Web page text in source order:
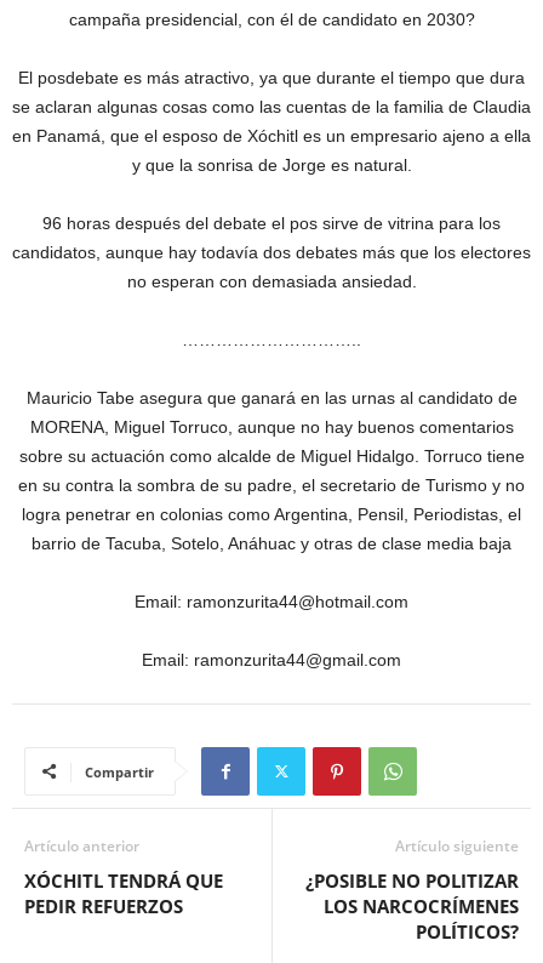
campaña presidencial, con él de candidato en 2030?
El posdebate es más atractivo, ya que durante el tiempo que dura
se aclaran algunas cosas como las cuentas de la familia de Claudia
en Panamá, que el esposo de Xóchitl es un empresario ajeno a ella
y que la sonrisa de Jorge es natural.
96 horas después del debate el pos sirve de vitrina para los
candidatos, aunque hay todavía dos debates más que los electores
no esperan con demasiada ansiedad.
Mauricio Tabe asegura que ganará en las urnas al candidato de
MORENA, Miguel Torruco, aunque no hay buenos comentarios
sobre su actuación como alcalde de Miguel Hidalgo. Torruco tiene
en su contra la sombra de su padre, el secretario de Turismo y no
logra penetrar en colonias como Argentina, Pensil, Periodistas, el
barrio de Tacuba, Sotelo, Anáhuac y otras de clase media baja
Email: ramonzurita44@hotmail.com
Email: ramonzurita44@gmail.com
Compartir
Artículo anterior
XÓCHITL TENDRÁ QUE
PEDIR REFUERZOS
Artículo siguiente
¿POSIBLE NO POLITIZAR
LOS NARCOCRÍMENES
POLÍTICOS?